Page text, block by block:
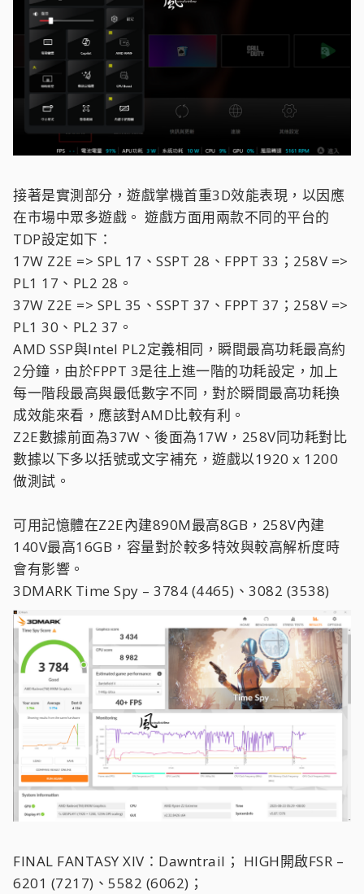
接著是實測部分，遊戲掌機首重3D效能表現，以因應
在市場中眾多遊戲。 遊戲方面用兩款不同的平台的
TDP設定如下：
17W Z2E => SPL 17、SSPT 28、FPPT 33；258V =>
PL1 17、PL2 28。
37W Z2E => SPL 35、SSPT 37、FPPT 37；258V =>
PL1 30、PL2 37。
AMD SSP與Intel PL2定義相同，瞬間最高功耗最高約
2分鐘，由於FPPT 3是往上進一階的功耗設定，加上
每一階段最高與最低數字不同，對於瞬間最高功耗換
成效能來看，應該對AMD比較有利。
Z2E數據前面為37W、後面為17W，258V同功耗對比
數據以下多以括號或文字補充，遊戲以1920 x 1200
做測試。
可用記憶體在Z2E內建890M最高8GB，258V內建
140V最高16GB，容量對於較多特效與較高解析度時
會有影響。
3DMARK Time Spy – 3784 (4465)、3082 (3538)
FINAL FANTASY XIV：Dawntrail； HIGH開啟FSR –
6201 (7217)、5582 (6062)；